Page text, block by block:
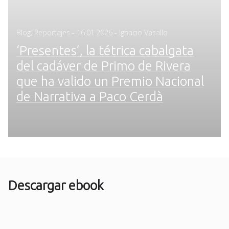
Blog Reportajes - Posted
16.01.2026 - Ignacio Vasallo
‘Presentes’, la tétrica cabalgata
del cadáver de Primo de Rivera
que ha valido un Premio Nacional
de Narrativa a Paco Cerdà
Descargar ebook